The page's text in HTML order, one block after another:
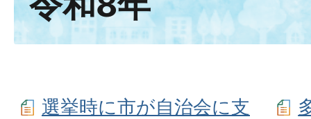
選挙時に市が自治会に支